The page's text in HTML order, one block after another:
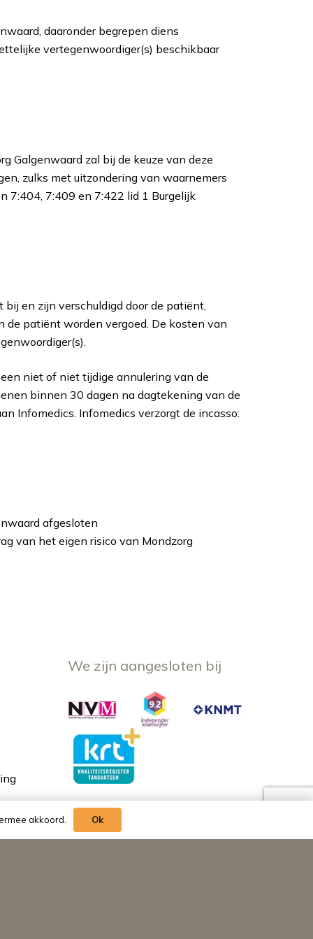
daaronder begrepen diens
vertegenwoordiger(s) beschikbaar
Galgenwaard zal bij de keuze van deze
zulks met uitzondering van waarnemers
7:404, 7:409 en 7:422 lid 1 Burgelijk
en zijn verschuldigd door de patiënt,
de patiënt worden vergoed. De kosten van
niet of niet tijdige annulering van de
binnen 30 dagen na dagtekening van de
Infomedics. Infomedics verzorgt de incasso:
afgesloten
van het eigen risico van Mondzorg
We zijn aangesloten bij
Samenwerkingen
akkoord. Ok